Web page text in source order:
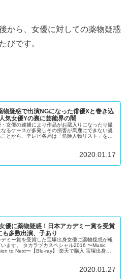
から、女優に対しての薬物疑惑
びです。
物疑惑で出演NGになった俳優Xと巻き込
気女優Yの裏に芸能界の闇
女優の逮捕により作品がお蔵入りになったり撮
なるケースが多発しその損害が馬鹿にできない規
とから、テレビ各局は「危険人物リスト」を作
2020.01.17
優に薬物疑惑！日本アカデミー賞を受賞
も多数出演、子あり
デミー賞を受賞した宝塚出身女優に薬物疑惑が報
います。 タカラヅカスペシャル2016 〜Music
to Next〜【Blu-ray】 楽天で購入 宝塚出身女
2020.01.27